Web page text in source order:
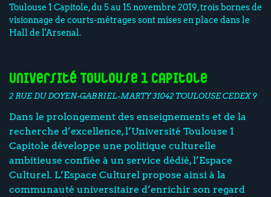
Toulouse 1 Capitole, du 5 au 15 novembre 2019, trois bornes de
visionnage de courts-métrages sont mises en place dans le
Hall de l'Arsenal.
Université Toulouse 1 Capitole
2 RUE DU DOYEN-GABRIEL-MARTY 31042 TOULOUSE CEDEX 9
Dans le prolongement des enseignements et de la
recherche d’excellence, l’Université Toulouse 1
Capitole développe une politique culturelle
ambitieuse confiée à un service dédié, l’Espace
Culturel. L’Espace Culturel propose ainsi à la
communauté universitaire d’enrichir son regard